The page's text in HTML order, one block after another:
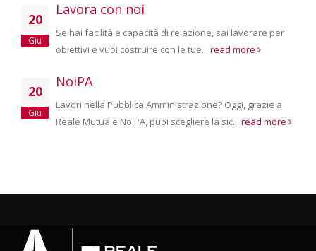
20
Giu
Lavora con noi
Se hai facilità e capacità di relazione, sai lavorare per
obiettivi e vuoi costruire con le tue... read more
20
Giu
NoiPA
Lavori nella Pubblica Amministrazione? Oggi, grazie a
Reale Mutua e NoiPA, puoi scegliere la sic... read more